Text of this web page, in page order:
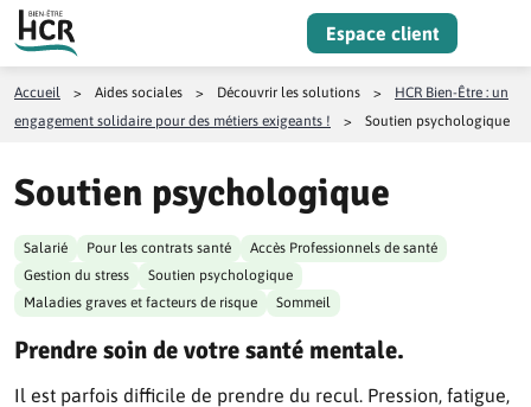
Aller au contenu
Espace client
Accueil > Aides sociales > Découvrir les solutions >
HCR Bien-Être : un
engagement solidaire pour des métiers exigeants !
> Soutien psychologique
Soutien psychologique
Salarié Pour les contrats santé
Accès Professionnels de santé
Gestion du stress
Soutien psychologique
Maladies graves et facteurs de risque
Sommeil
Prendre soin de votre santé mentale.
Il est parfois difficile de prendre du recul. Pression, fatigue,